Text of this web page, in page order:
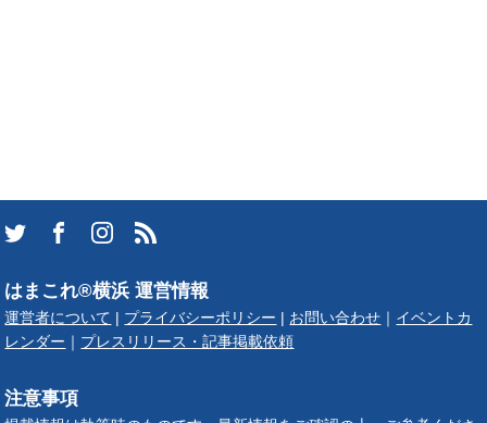
はまこれ®横浜 運営情報
運営者について プライバシーポリシー お問い合わせ
イベントカ
レンダー
プレスリリース・記事掲載依頼
注意事項